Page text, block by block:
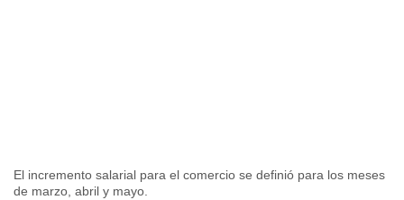
El incremento salarial para el comercio se definió para los meses
de marzo, abril y mayo.